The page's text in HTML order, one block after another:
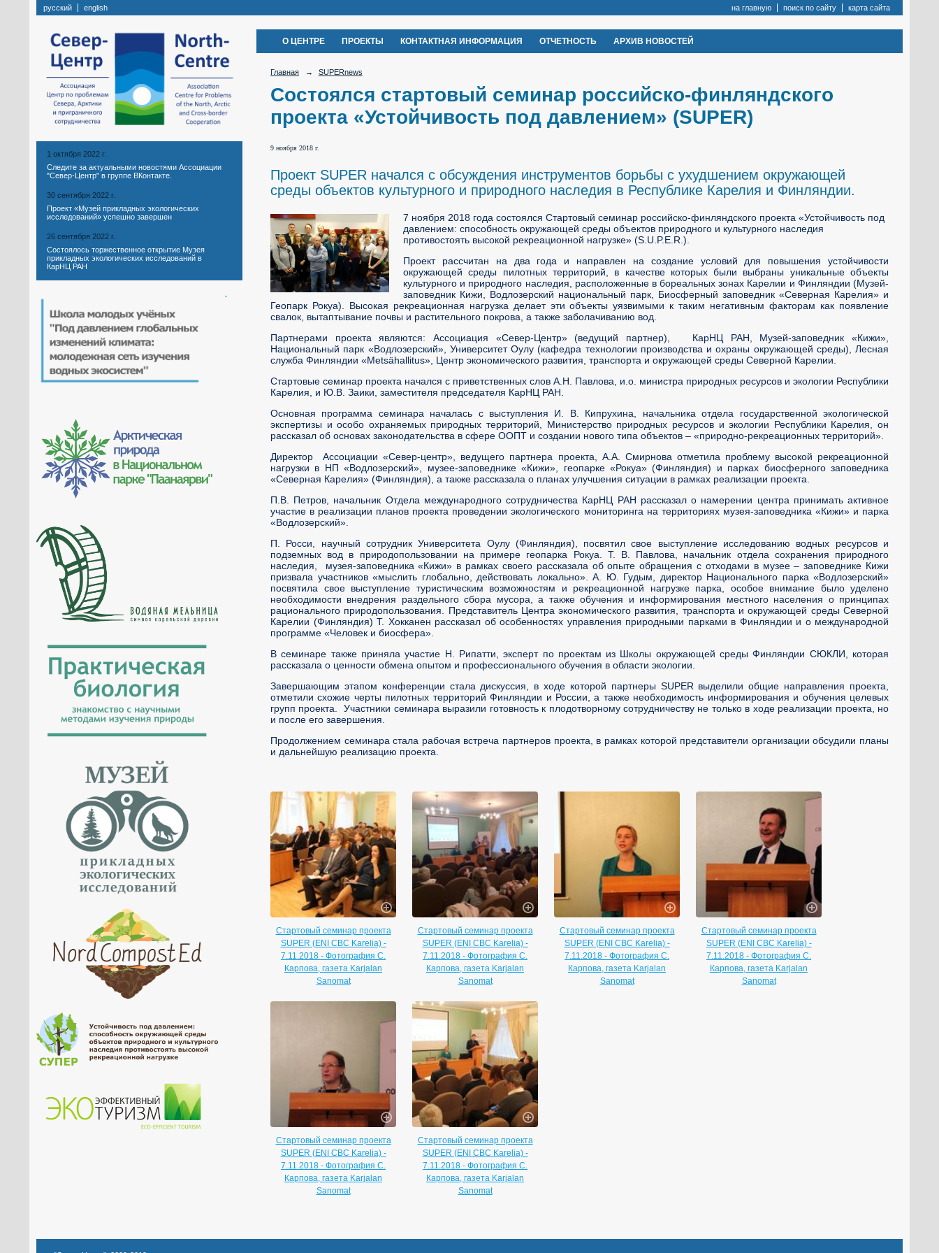
русский english на главную поиск по сайту карта сайта
1 октября 2022 г.
Следите за актуальными новостями Ассоциации
"Север-Центр" в группе ВКонтакте.
30 сентября 2022 г.
Проект «Музей прикладных экологических
исследований» успешно завершен
26 сентября 2022 г.
Состоялось торжественное открытие Музея
прикладных экологических исследований в
КарНЦ РАН
О ЦЕНТРЕ ПРОЕКТЫ КОНТАКТНАЯ ИНФОРМАЦИЯ ОТЧЕТНОСТЬ АРХИВ НОВОСТЕЙ
Главная → SUPERnews
Состоялся стартовый семинар российско-финляндского
проекта «Устойчивость под давлением» (SUPER)
9 ноября 2018 г.
Проект SUPER начался с обсуждения инструментов борьбы с ухудшением окружающей
среды объектов культурного и природного наследия в Республике Карелия и Финляндии.
7 ноября 2018 года состоялся Стартовый семинар российско-финляндского проекта «Устойчивость под
давлением: способность окружающей среды объектов природного и культурного наследия
противостоять высокой рекреационной нагрузке» (S.U.P.E.R.).
Проект рассчитан на два года и направлен на создание условий для повышения устойчивости
окружающей среды пилотных территорий, в качестве которых были выбраны уникальные объекты
культурного и природного наследия, расположенные в бореальных зонах Карелии и Финляндии (Музей-
заповедник Кижи, Водлозерский национальный парк, Биосферный заповедник «Северная Карелия» и
Геопарк Рокуа). Высокая рекреационная нагрузка делает эти объекты уязвимыми к таким негативным факторам как появление
свалок, вытаптывание почвы и растительного покрова, а также заболачиванию вод.
Партнерами проекта являются: Ассоциация «Север-Центр» (ведущий партнер), КарНЦ РАН, Музей-заповедник «Кижи»,
Национальный парк «Водлозерский», Университет Оулу (кафедра технологии производства и охраны окружающей среды), Лесная
служба Финляндии «Metsähallitus», Центр экономического развития, транспорта и окружающей среды Северной Карелии.
Стартовые семинар проекта начался с приветственных слов А.Н. Павлова, и.о. министра природных ресурсов и экологии Республики
Карелия, и Ю.В. Заики, заместителя председателя КарНЦ РАН.
Основная программа семинара началась с выступления И. В. Кипрухина, начальника отдела государственной экологической
экспертизы и особо охраняемых природных территорий, Министерство природных ресурсов и экологии Республики Карелия, он
рассказал об основах законодательства в сфере ООПТ и создании нового типа объектов – «природно-рекреационных территорий».
Директор Ассоциации «Север-центр», ведущего партнера проекта, А.А. Смирнова отметила проблему высокой рекреационной
нагрузки в НП «Водлозерский», музее-заповеднике «Кижи», геопарке «Рокуа» (Финляндия) и парках биосферного заповедника
«Северная Карелия» (Финляндия), а также рассказала о планах улучшения ситуации в рамках реализации проекта.
П.В. Петров, начальник Отдела международного сотрудничества КарНЦ РАН рассказал о намерении центра принимать активное
участие в реализации планов проекта проведении экологического мониторинга на территориях музея-заповедника «Кижи» и парка
«Водлозерский».
П. Росси, научный сотрудник Университета Оулу (Финляндия), посвятил свое выступление исследованию водных ресурсов и
подземных вод в природопользовании на примере геопарка Рокуа. Т. В. Павлова, начальник отдела сохранения природного
наследия, музея-заповедника «Кижи» в рамках своего рассказала об опыте обращения с отходами в музее – заповеднике Кижи
призвала участников «мыслить глобально, действовать локально». А. Ю. Гудым, директор Национального парка «Водлозерский»
посвятила свое выступление туристическим возможностям и рекреационной нагрузке парка, особое внимание было уделено
необходимости внедрения раздельного сбора мусора, а также обучения и информирования местного населения о принципах
рационального природопользования. Представитель Центра экономического развития, транспорта и окружающей среды Северной
Карелии (Финляндия) Т. Хокканен рассказал об особенностях управления природными парками в Финляндии и о международной
программе «Человек и биосфера».
В семинаре также приняла участие Н. Рипатти, эксперт по проектам из Школы окружающей среды Финляндии СЮКЛИ, которая
рассказала о ценности обмена опытом и профессионального обучения в области экологии.
Завершающим этапом конференции стала дискуссия, в ходе которой партнеры SUPER выделили общие направления проекта,
отметили схожие черты пилотных территорий Финляндии и России, а также необходимость информирования и обучения целевых
групп проекта. Участники семинара выразили готовность к плодотворному сотрудничеству не только в ходе реализации проекта, но
и после его завершения.
Продолжением семинара стала рабочая встреча партнеров проекта, в рамках которой представители организации обсудили планы
и дальнейшую реализацию проекта.
Стартовый семинар проекта
SUPER (ENI CBC Karelia) -
7.11.2018 - Фотография С.
Карпова, газета Karjalan
Sanomat
Стартовый семинар проекта
SUPER (ENI CBC Karelia) -
7.11.2018 - Фотография С.
Карпова, газета Karjalan
Sanomat
Стартовый семинар проекта
SUPER (ENI CBC Karelia) -
7.11.2018 - Фотография С.
Карпова, газета Karjalan
Sanomat
Стартовый семинар проекта
SUPER (ENI CBC Karelia) -
7.11.2018 - Фотография С.
Карпова, газета Karjalan
Sanomat
Стартовый семинар проекта
SUPER (ENI CBC Karelia) -
7.11.2018 - Фотография С.
Карпова, газета Karjalan
Sanomat
Стартовый семинар проекта
SUPER (ENI CBC Karelia) -
7.11.2018 - Фотография С.
Карпова, газета Karjalan
Sanomat